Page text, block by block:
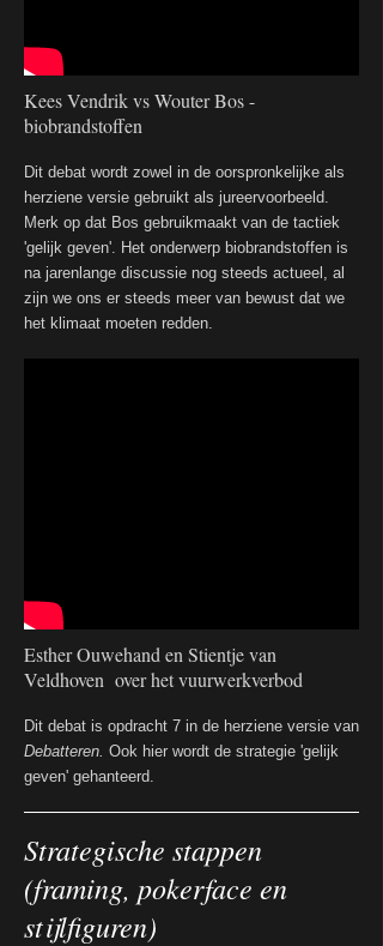
Kees Vendrik vs Wouter Bos -
biobrandstoffen
Dit debat wordt zowel in de oorspronkelijke als
herziene versie gebruikt als jureervoorbeeld.
Merk op dat Bos gebruikmaakt van de tactiek
'gelijk geven'. Het onderwerp biobrandstoffen is
na jarenlange discussie nog steeds actueel, al
zijn we ons er steeds meer van bewust dat we
het klimaat moeten redden.
Esther Ouwehand en Stientje van
Veldhoven over het vuurwerkverbod
Dit debat is opdracht 7 in de herziene versie van
Debatteren. Ook hier wordt de strategie 'gelijk
geven' gehanteerd.
Strategische stappen
(framing, pokerface en
stijlfiguren)